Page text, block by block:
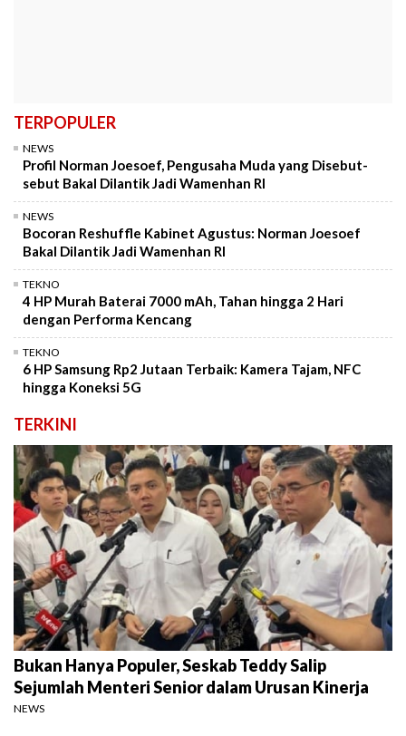
TERPOPULER
NEWS
Profil Norman Joesoef, Pengusaha Muda yang Disebut-
sebut Bakal Dilantik Jadi Wamenhan RI
NEWS
Bocoran Reshuffle Kabinet Agustus: Norman Joesoef
Bakal Dilantik Jadi Wamenhan RI
TEKNO
4 HP Murah Baterai 7000 mAh, Tahan hingga 2 Hari
dengan Performa Kencang
TEKNO
6 HP Samsung Rp2 Jutaan Terbaik: Kamera Tajam, NFC
hingga Koneksi 5G
TERKINI
Bukan Hanya Populer, Seskab Teddy Salip
Sejumlah Menteri Senior dalam Urusan Kinerja
NEWS